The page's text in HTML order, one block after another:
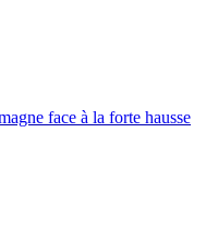
face à la forte hausse